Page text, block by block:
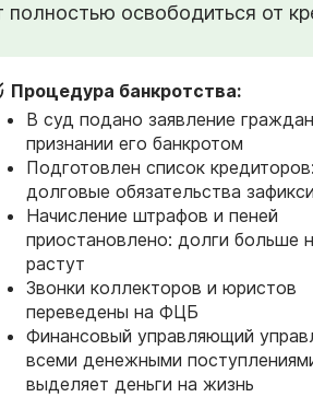
освободиться от
Процедура банкротства:
В суд подано заявление
признании его банкротом
Подготовлен список
долговые обязательства
Начисление штрафов и пеней
приостановлено: долги больше
растут
Звонки коллекторов и юристов
переведены на ФЦБ
Финансовый управляющий
всеми денежными
выделяет деньги на жизнь